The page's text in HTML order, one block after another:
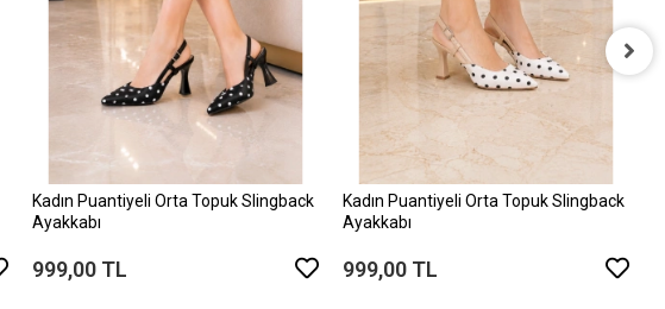
Kadın Puantiyeli Orta Topuk Slingback
Ayakkabı
999,00 TL
Kadın Puantiyeli Orta Topuk Slingback
Ayakkabı
999,00 TL